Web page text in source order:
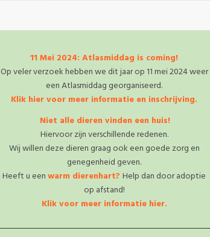
11 Mei 2024: Atlasmiddag is coming!
Op veler verzoek hebben we dit jaar op 11 mei 2024 weer
een Atlasmiddag georganiseerd.
Klik hier voor meer informatie en inschrijving.
Niet alle dieren vinden een huis!
Hiervoor zijn verschillende redenen.
Wij willen deze dieren graag ook een goede zorg en
genegenheid geven.
Heeft u eenwarm dierenhart?Help dan door adoptie
op afstand!
Klik voor meer informatie hier.